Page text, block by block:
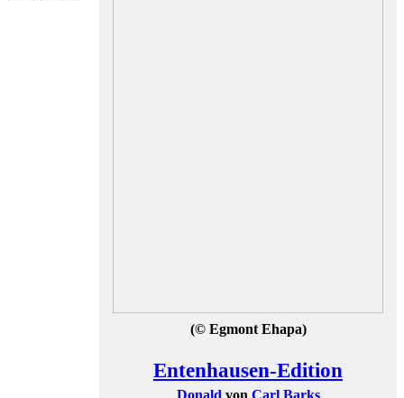
(© Egmont Ehapa)
Entenhausen-Edition
Donald von Carl Barks